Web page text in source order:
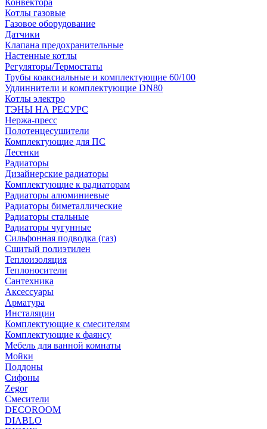
Конвектора
Котлы газовые
Газовое оборудование
Датчики
Клапана предохранительные
Настенные котлы
Регуляторы/Термостаты
Трубы коаксиальные и комплектующие 60/100
Удлиннители и комплектующие DN80
Котлы электро
ТЭНЫ НА РЕСУРС
Нержа-пресс
Полотенцесушители
Комплектующие для ПС
Лесенки
Радиаторы
Дизайнерские радиаторы
Комплектующие к радиаторам
Радиаторы алюминиевые
Радиаторы биметаллические
Радиаторы стальные
Радиаторы чугунные
Сильфонная подводка (газ)
Сшитый полиэтилен
Теплоизоляция
Теплоносители
Сантехника
Аксессуары
Арматура
Инсталяции
Комплектующие к смесителям
Комплектующие к фаянсу
Мебель для ванной комнаты
Мойки
Поддоны
Сифоны
Zegor
Смесители
DECOROOM
DIABLO